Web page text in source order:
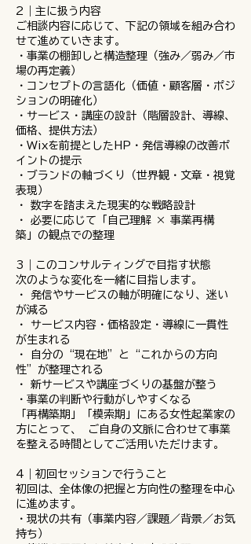
2｜主に扱う内容
ご相談内容に応じて、下記の領域を組み合わ
せて進めていきます。
・事業の棚卸しと構造整理（強み／弱み／市
場の再定義）
・コンセプトの言語化（価値・顧客層・ポジ
ションの明確化）
・サービス・講座の設計（階層設計、導線、
価格、提供方法）
・Wixを前提としたHP・発信導線の改善ポ
イントの提示
・ブランドの軸づくり（世界観・文章・視覚
表現）
・ 数字を踏まえた現実的な戦略設計
・ 必要に応じて「自己理解 × 事業再構
築」の観点での整理
3｜このコンサルティングで目指す状態
次のような変化を一緒に目指します。
・ 発信やサービスの軸が明確になり、迷い
が減る
・ サービス内容・価格設定・導線に一貫性
が生まれる
・ 自分の“現在地”と“これからの方向
性”が整理される
・ 新サービスや講座づくりの基盤が整う
・事業の判断や行動がしやすくなる
「再構築期」「模索期」にある女性起業家の
方にとって、 ご自身の文脈に合わせて事業
を整える時間としてご活用いただけます。
4｜初回セッションで行うこと
初回は、全体像の把握と方向性の整理を中心
に進めます。
・現状の共有（事業内容／課題／背景／お気
持ち）